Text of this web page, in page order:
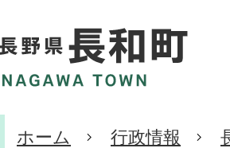
ホーム 行政情報